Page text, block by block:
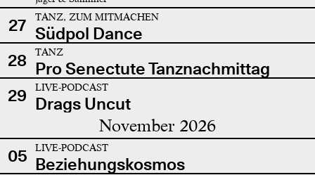
27 TANZ, ZUM MITMACHEN
Südpol Dance
28
TANZ
Pro Senectute Tanznachmittag
29
LIVE-PODCAST
Drags Uncut
November 2026
05 LIVE-PODCAST
Beziehungskosmos